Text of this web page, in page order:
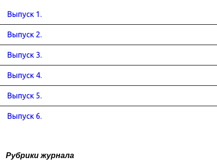
Выпуск 1.
Выпуск 2.
Выпуск 3.
Выпуск 4.
Выпуск 5.
Выпуск 6.
Рубрики журнала